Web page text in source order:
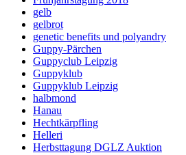
gelb
gelbrot
genetic benefits und polyandry
Guppy-Pärchen
Guppyclub Leipzig
Guppyklub
Guppyklub Leipzig
halbmond
Hanau
Hechtkärpfling
Helleri
Herbsttagung DGLZ Auktion